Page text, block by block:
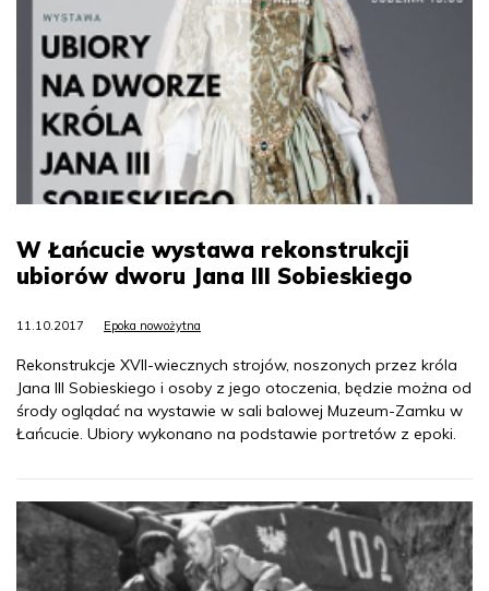
W Łańcucie wystawa rekonstrukcji
ubiorów dworu Jana III Sobieskiego
11.10.2017 Epoka nowożytna
Rekonstrukcje XVII-wiecznych strojów, noszonych przez króla
Jana III Sobieskiego i osoby z jego otoczenia, będzie można od
środy oglądać na wystawie w sali balowej Muzeum-Zamku w
Łańcucie. Ubiory wykonano na podstawie portretów z epoki.